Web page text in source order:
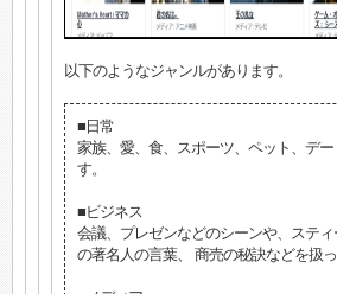
以下のようなジャンルがあります。
■日常
家族、愛、食、スポーツ、ペット、デ
す。
■ビジネス
会議、プレゼンなどのシーンや、ステ
の著名人の言葉、 商売の秘訣などを扱っ